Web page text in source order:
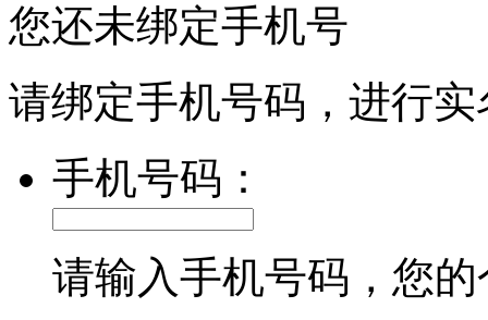
您还未绑定手机号
请绑定手机号码，进行
手机号码：
请输入手机号码，您